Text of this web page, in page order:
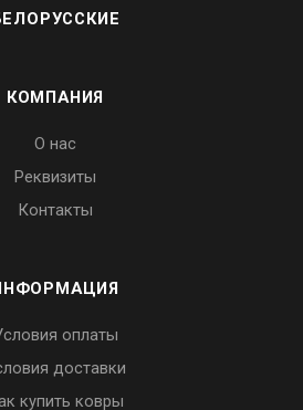
КОМПАНИЯ
О нас
Реквизиты
Контакты
оплаты
доставки
купить ковры